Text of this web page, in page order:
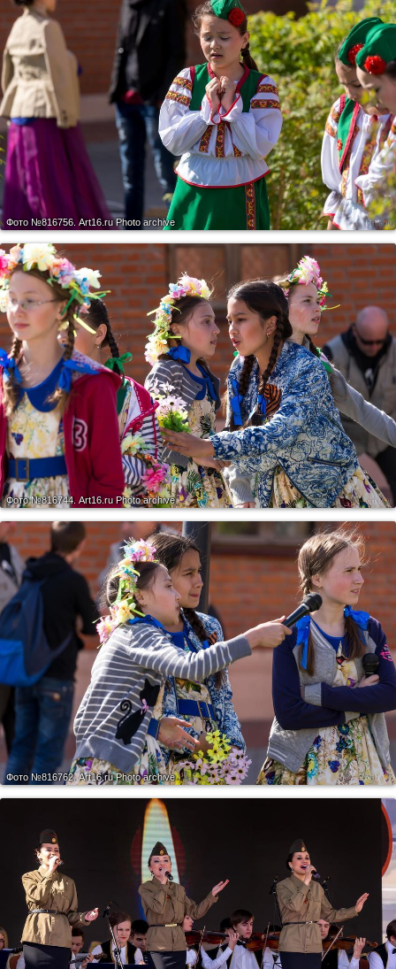
Фото №816756. Art16.ru Photo archive
Фото №816744. Art16.ru Photo archive
Фото №816762.Art16.ru Photo archive